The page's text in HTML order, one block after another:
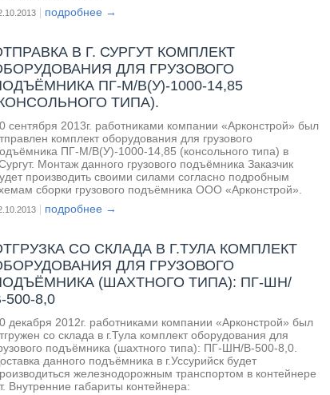
подробнее →
В Г. СУРГУТ КОМПЛЕКТ
ДЛЯ ГРУЗОВОГО
ПГ-М/В(У)-1000-14,85
ТИПА).
сентября 2013г. работниками компании «Арконстрой» был
комплект оборудования для грузового
ПГ-М/В(У)-1000-14,85 (консольного типа) в
Монтаж данного грузового подъёмника Заказчик
производить своими силами согласно подробным
сборки грузового подъёмника ООО «Арконстрой».
подробнее →
СО СКЛАДА В Г.ТУЛА КОМПЛЕКТ
ДЛЯ ГРУЗОВОГО
(ШАХТНОГО ТИПА): ПГ-ШН/
500-8,0
декабря 2012г. работниками компании «Арконстрой» был
со склада в г.Тула комплект оборудования для
подъёмника (шахтного типа): ПГ-ШН/В-500-8,0.
данного подъёмника в г.Уссурийск будет
железнодорожным транспортом в контейнере
Внутренние габариты контейнера: